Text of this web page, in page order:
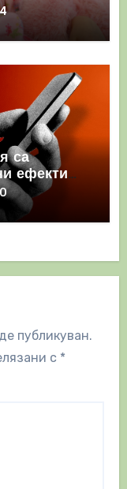
са
ефекти
публикуван.
с *